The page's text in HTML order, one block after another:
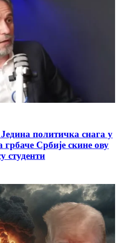
политичка снага у
Србије скине ову
студенти